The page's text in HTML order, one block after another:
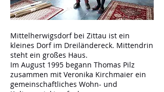
Mittelherwigsdorf bei Zittau ist ein
kleines Dorf im Dreiländereck. Mittendrin
steht ein großes Haus.
Im August 1995 begann Thomas Pilz
zusammen mit Veronika Kirchmaier ein
gemeinschaftliches Wohn- und